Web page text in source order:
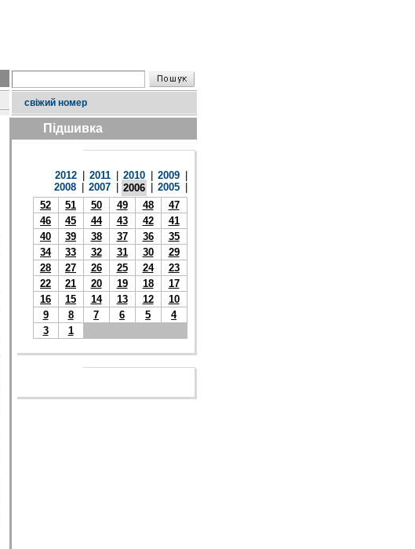
свіжий номер
Підшивка
2012 2011 2010 2009
2008
2007 2006 2005
52
51 50 49 48
47
46
45 44 43 42
41
40
39 38 37 36
35
34
33 32 31 30
29
28
27 26 25 24
23
22
21 20 19 18
17
16
15 14 13 12
10
9
8 7 6 5
4
3
1